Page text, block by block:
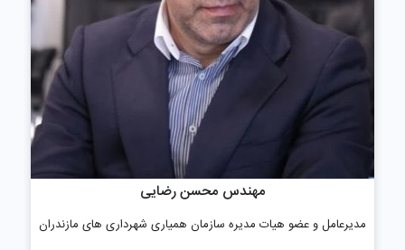
مهندس محسن رضایی
مدیرعامل و عضو هیات مدیره سازمان همیاری شهرداری های مازندران